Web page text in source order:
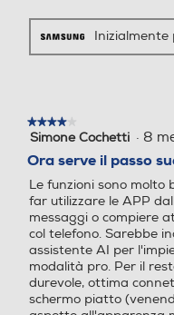
Ricevi
durante
tuo
promemoria
impegni.
della
analisi delle
Inizia la
Vibrazione
Altre funzioni
Always On Display
AI: Assistente
Inizialmente
★★★★★
★★★★★
4
5
stelle.
Simone Cochetti · 8
Ora serve il passo
Le funzioni sono molto
far utilizzare le APP
messaggi o compiere
col telefono. Sarebbe
assistente AI per
modalità pro. Per il
durevole, ottima
schermo piatto